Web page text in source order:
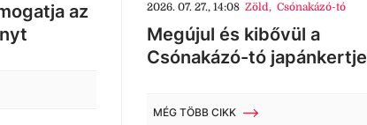
az
2026. 07. 27., 14:08 Zöld, Csónakázó-tó
Megújul és kibővül a
Csónakázó-tó japánkertje
MÉG TÖBB CIKK